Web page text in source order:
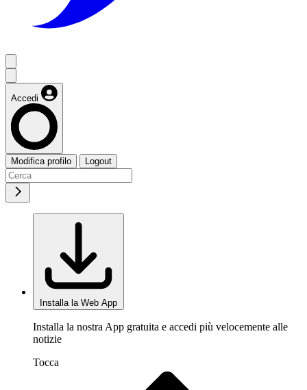
Accedi
Modifica profilo Logout
Installa la Web App
Installa la nostra App gratuita e accedi più velocemente alle
notizie
Tocca